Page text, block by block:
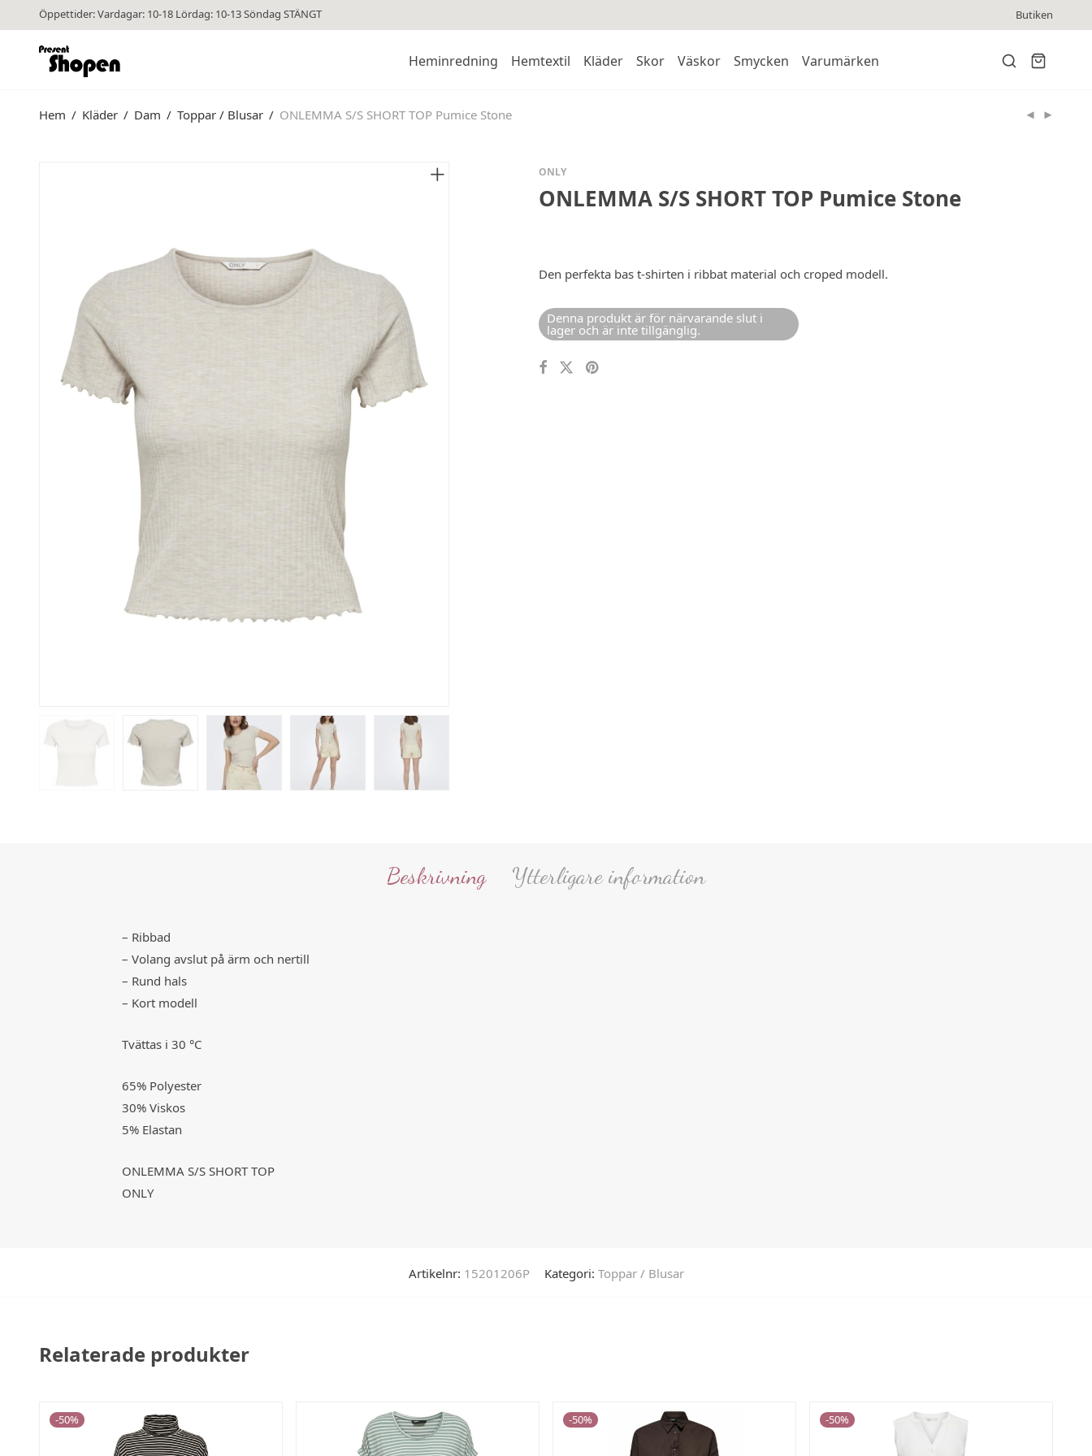
Öppettider: Vardagar: 10-18 Lördag: 10-13 Söndag STÄNGT Butiken
Heminredning Hemtextil Kläder Skor Väskor Smycken Varumärken
Hem / Kläder / Dam / Toppar / Blusar / ONLEMMA S/S SHORT TOP Pumice Stone
ONLY
ONLEMMA S/S SHORT TOP Pumice Stone
Den perfekta bas t-shirten i ribbat material och croped modell.
Denna produkt är för närvarande slut i
lager och är inte tillgänglig.
Beskrivning Ytterligare information
– Ribbad
– Volang avslut på ärm och nertill
– Rund hals
– Kort modell
Tvättas i 30 °C
65% Polyester
30% Viskos
5% Elastan
ONLEMMA S/S SHORT TOP
ONLY
Artikelnr: 15201206P Kategori: Toppar / Blusar
Relaterade produkter
-50% -50% -50%